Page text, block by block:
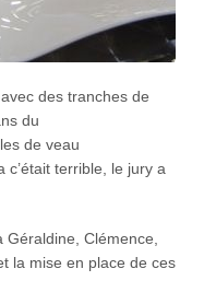
des tranches de
du
de veau
terrible, le jury a
Géraldine, Clémence,
la mise en place de ces